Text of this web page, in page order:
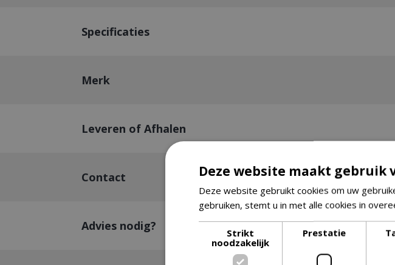
Specificaties
Merk
Leveren of Afhalen
Contact
Advies nodig?
Deze website maakt gebruik
Deze website gebruikt cookies om uw
gebruiken, stemt u in met alle cookies in
Strikt
noodzakelijk
Prestatie